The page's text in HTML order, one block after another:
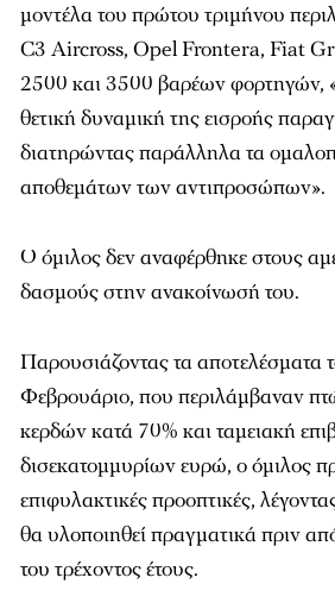
μοντέλα του πρώτου τριμήνου
C3 Aircross, Opel Frontera, Fiat
2500 και 3500 βαρέων φορτηγών,
θετική δυναμική της εισροής
διατηρώντας παράλληλα τα
αποθεμάτων των αντιπροσώπων».
Ο όμιλος δεν αναφέρθηκε στους
δασμούς στην ανακοίνωσή του.
Παρουσιάζοντας τα αποτελέσματα
Φεβρουάριο, που περιλάμβαναν
κερδών κατά 70% και ταμειακή
δισεκατομμυρίων ευρώ, ο όμιλος
επιφυλακτικές προοπτικές,
θα υλοποιηθεί πραγματικά πριν
του τρέχοντος έτους.